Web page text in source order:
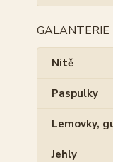
GALANTERIE
Nitě
Paspulky
Lemovky,
Jehly